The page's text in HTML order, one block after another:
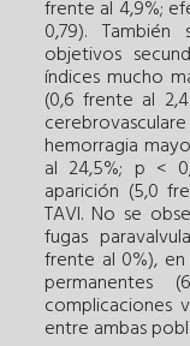
frente al 4,9%;
0,79).
objetivos
índices mucho
(0,6 frente al
hemorragia
al 24,5%; p <
aparición (5,0
TAVI. No se
fugas
frente al 0%),
complicaciones
entre ambas